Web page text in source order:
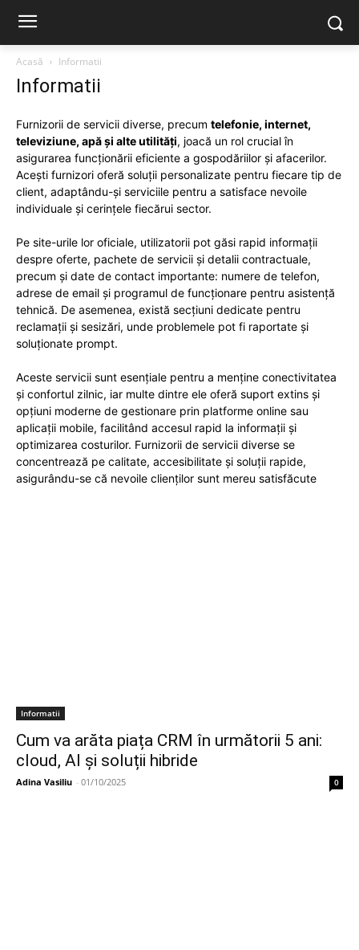
Acasă Informatii
Informatii
Furnizorii de servicii diverse, precum telefonie, internet,
televiziune, apă și alte utilități, joacă un rol crucial în
asigurarea funcționării eficiente a gospodăriilor și afacerilor.
Acești furnizori oferă soluții personalizate pentru fiecare tip de
client, adaptându-și serviciile pentru a satisface nevoile
individuale și cerințele fiecărui sector.
Pe site-urile lor oficiale, utilizatorii pot găsi rapid informații
despre oferte, pachete de servicii și detalii contractuale,
precum și date de contact importante: numere de telefon,
adrese de email și programul de funcționare pentru asistență
tehnică. De asemenea, există secțiuni dedicate pentru
reclamații și sesizări, unde problemele pot fi raportate și
soluționate prompt.
Aceste servicii sunt esențiale pentru a menține conectivitatea
și confortul zilnic, iar multe dintre ele oferă suport extins și
opțiuni moderne de gestionare prin platforme online sau
aplicații mobile, facilitând accesul rapid la informații și
optimizarea costurilor. Furnizorii de servicii diverse se
concentrează pe calitate, accesibilitate și soluții rapide,
asigurându-se că nevoile clienților sunt mereu satisfăcute
Informatii
Cum va arăta piața CRM în următorii 5 ani:
cloud, AI și soluții hibride
Adina Vasiliu - 01/10/2025 0